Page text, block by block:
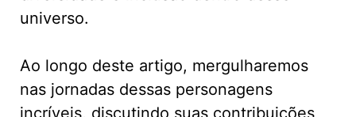
universo.
Ao longo deste artigo, mergulharemos
nas jornadas dessas personagens
incríveis, discutindo suas contribuições